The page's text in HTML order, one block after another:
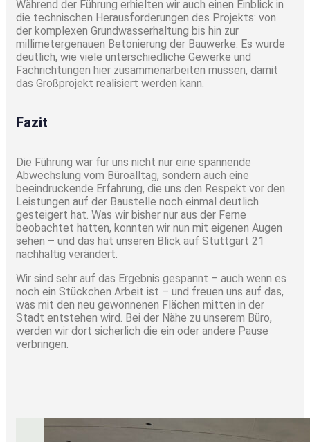
Während der Führung erhielten wir auch einen Einblick in
die technischen Herausforderungen des Projekts: von
der komplexen Grundwasserhaltung bis hin zur
millimetergenauen Betonierung der Bauwerke. Es wurde
deutlich, wie viele unterschiedliche Gewerke und
Fachrichtungen hier zusammenarbeiten müssen, damit
das Großprojekt realisiert werden kann.
Fazit
Die Führung war für uns nicht nur eine spannende
Abwechslung vom Büroalltag, sondern auch eine
beeindruckende Erfahrung, die uns den Respekt vor den
Leistungen auf der Baustelle noch einmal deutlich
gesteigert hat. Was wir bisher nur aus der Ferne
beobachtet hatten, konnten wir nun mit eigenen Augen
sehen – und das hat unseren Blick auf Stuttgart 21
nachhaltig verändert.
Wir sind sehr auf das Ergebnis gespannt – auch wenn es
noch ein Stückchen Arbeit ist – und freuen uns auf das,
was mit den neu gewonnenen Flächen mitten in der
Stadt entstehen wird. Bei der Nähe zu unserem Büro,
werden wir dort sicherlich die ein oder andere Pause
verbringen.